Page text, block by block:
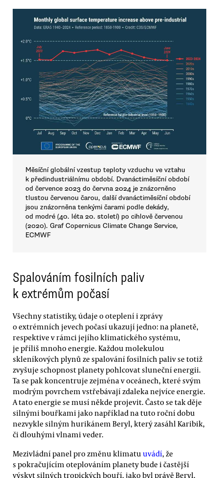
Měsíční globální vzestup teploty vzduchu ve vztahu
k předindustriálnímu období. Dvanáctiměsíční období
od července 2023 do června 2024 je znázorněno
tlustou červenou čarou, další dvanáctiměsíční období
jsou znázorněna tenkými čarami podle dekády,
od modré (40. léta 20. století) po cihlově červenou
(2020). Graf Copernicus Climate Change Service,
ECMWF
Spalováním fosilních paliv
k extrémům počasí
Všechny statistiky, údaje o oteplení i zprávy
o extrémních jevech počasí ukazují jedno: na planetě,
respektive v rámci jejího klimatického systému,
je příliš mnoho energie. Každou molekulou
skleníkových plynů ze spalování fosilních paliv se totiž
zvyšuje schopnost planety pohlcovat sluneční energii.
Ta se pak koncentruje zejména v oceánech, které svým
modrým povrchem vstřebávají zdaleka nejvíce energie.
A tato energie se musí někde projevit. Často se tak děje
silnými bouřkami jako například na tuto roční dobu
nezvykle silným hurikánem Beryl, který zasáhl Karibik,
či dlouhými vlnami veder.
Mezivládní panel pro změnu klimatu uvádí, že
s pokračujícím oteplováním planety bude i častější
výskyt silných tropických bouří, jako byl právě Beryl.